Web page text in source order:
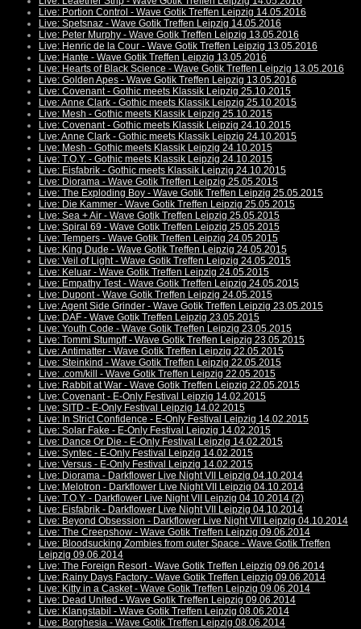
Live: Portion Control - Wave Gotik Treffen Leipzig 14.05.2016
Live: Spetsnaz - Wave Gotik Treffen Leipzig 14.05.2016
Live: Peter Murphy - Wave Gotik Treffen Leipzig 13.05.2016
Live: Henric de la Cour - Wave Gotik Treffen Leipzig 13.05.2016
Live: Hante - Wave Gotik Treffen Leipzig 13.05.2016
Live: Hearts of Black Science - Wave Gotik Treffen Leipzig 13.05.2016
Live: Golden Apes - Wave Gotik Treffen Leipzig 13.05.2016
Live: Covenant - Gothic meets Klassik Leipzig 25.10.2015
Live: Anne Clark - Gothic meets Klassik Leipzig 25.10.2015
Live: Mesh - Gothic meets Klassik Leipzig 25.10.2015
Live: Covenant - Gothic meets Klassik Leipzig 24.10.2015
Live: Anne Clark - Gothic meets Klassik Leipzig 24.10.2015
Live: Mesh - Gothic meets Klassik Leipzig 24.10.2015
Live: T.O.Y. - Gothic meets Klassik Leipzig 24.10.2015
Live: Eisfabrik - Gothic meets Klassik Leipzig 24.10.2015
Live: Diorama - Wave Gotik Treffen Leipzig 25.05.2015
Live: The Exploding Boy - Wave Gotik Treffen Leipzig 25.05.2015
Live: Die Kammer - Wave Gotik Treffen Leipzig 25.05.2015
Live: Sea + Air - Wave Gotik Treffen Leipzig 25.05.2015
Live: Spiral 69 - Wave Gotik Treffen Leipzig 25.05.2015
Live: Tempers - Wave Gotik Treffen Leipzig 24.05.2015
Live: King Dude - Wave Gotik Treffen Leipzig 24.05.2015
Live: Veil of Light - Wave Gotik Treffen Leipzig 24.05.2015
Live: Keluar - Wave Gotik Treffen Leipzig 24.05.2015
Live: Empathy Test - Wave Gotik Treffen Leipzig 24.05.2015
Live: Dupont - Wave Gotik Treffen Leipzig 24.05.2015
Live: Agent Side Grinder - Wave Gotik Treffen Leipzig 23.05.2015
Live: DAF - Wave Gotik Treffen Leipzig 23.05.2015
Live: Youth Code - Wave Gotik Treffen Leipzig 23.05.2015
Live: Tommi Stumpff - Wave Gotik Treffen Leipzig 23.05.2015
Live: Antimatter - Wave Gotik Treffen Leipzig 22.05.2015
Live: Steinkind - Wave Gotik Treffen Leipzig 22.05.2015
Live: .com/kill - Wave Gotik Treffen Leipzig 22.05.2015
Live: Rabbit at War - Wave Gotik Treffen Leipzig 22.05.2015
Live: Covenant - E-Only Festival Leipzig 14.02.2015
Live: SITD - E-Only Festival Leipzig 14.02.2015
Live: In Strict Confidence - E-Only Festival Leipzig 14.02.2015
Live: Solar Fake - E-Only Festival Leipzig 14.02.2015
Live: Dance Or Die - E-Only Festival Leipzig 14.02.2015
Live: Syntec - E-Only Festival Leipzig 14.02.2015
Live: Versus - E-Only Festival Leipzig 14.02.2015
Live: Diorama - Darkflower Live Night VII Leipzig 04.10.2014
Live: Melotron - Darkflower Live Night VII Leipzig 04.10.2014
Live: T.O.Y. - Darkflower Live Night VII Leipzig 04.10.2014 (2)
Live: Eisfabrik - Darkflower Live Night VII Leipzig 04.10.2014
Live: Beyond Obsession - Darkflower Live Night VII Leipzig 04.10.2014
Live: The Creepshow - Wave Gotik Treffen Leipzig 09.06.2014
Live: Bloodsucking Zombies from outer Space - Wave Gotik Treffen
Leipzig 09.06.2014
Live: The Foreign Resort - Wave Gotik Treffen Leipzig 09.06.2014
Live: Rainy Days Factory - Wave Gotik Treffen Leipzig 09.06.2014
Live: Kitty in a Casket - Wave Gotik Treffen Leipzig 09.06.2014
Live: Dead United - Wave Gotik Treffen Leipzig 09.06.2014
Live: Klangstabil - Wave Gotik Treffen Leipzig 08.06.2014
Live: Borghesia - Wave Gotik Treffen Leipzig 08.06.2014